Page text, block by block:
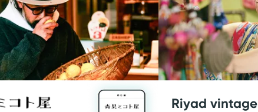
Riyad vintage